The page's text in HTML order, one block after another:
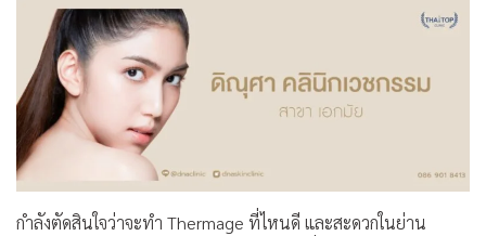
กำลังตัดสินใจว่าจะทำ Thermage ที่ไหนดี และสะดวกในย่าน